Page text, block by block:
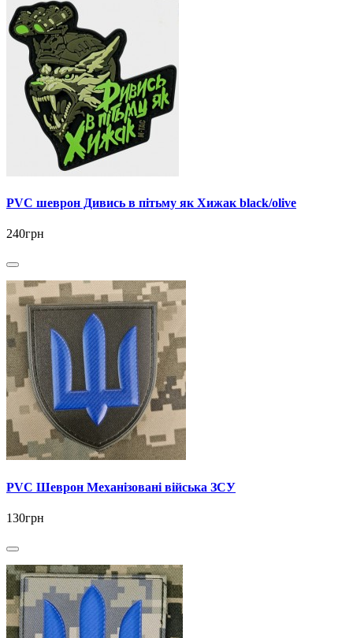
PVC шеврон Дивись в пітьму як Хижак black/olive
240грн
PVC Шеврон Механізовані війська ЗСУ
130грн